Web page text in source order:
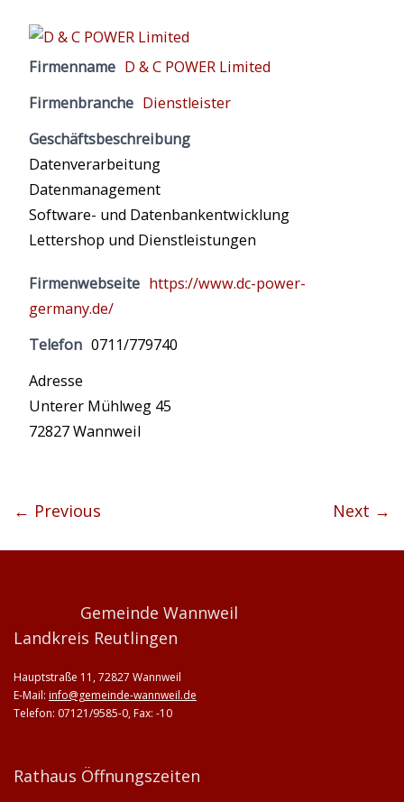
Firmenname D & C POWER Limited
Firmenbranche Dienstleister
Geschäftsbeschreibung
Datenverarbeitung
Datenmanagement
Software- und Datenbankentwicklung
Lettershop und Dienstleistungen
Firmenwebseite https://www.dc-power-
germany.de/
Telefon 0711/779740
Adresse
Unterer Mühlweg 45
72827 Wannweil
← Previous Next →
Gemeinde Wannweil
Landkreis Reutlingen
Hauptstraße 11, 72827 Wannweil
E-Mail: info@gemeinde-wannweil.de
Telefon: 07121/9585-0, Fax: -10
Rathaus Öffnungszeiten